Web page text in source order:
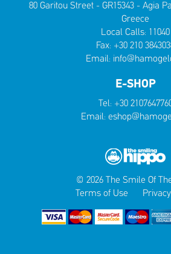
80 Garitou Street - GR15343 - Agia
Greece
Local Calls: 11040
Fax: +30 210
Email:
E-SHOP
Tel: +30
Email:
© 2026 The Smile Of
Terms of Use